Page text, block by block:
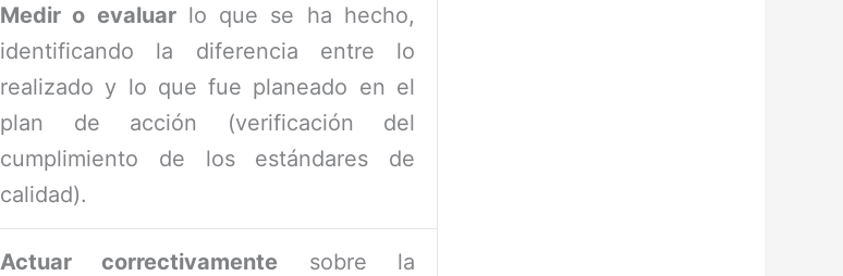
Medir o evaluarlo que se ha hecho,
identificando la diferencia entre lo
realizado y lo que fue planeado en el
plan de acción (verificación del
cumplimiento de los estándares de
calidad).
Actuar correctivamente sobre la